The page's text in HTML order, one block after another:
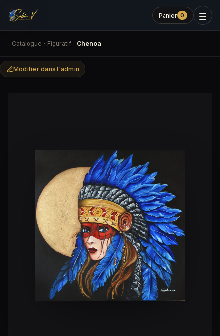
Panier 0
Catalogue · Figuratif · Chenoa
Modifier dans l'admin